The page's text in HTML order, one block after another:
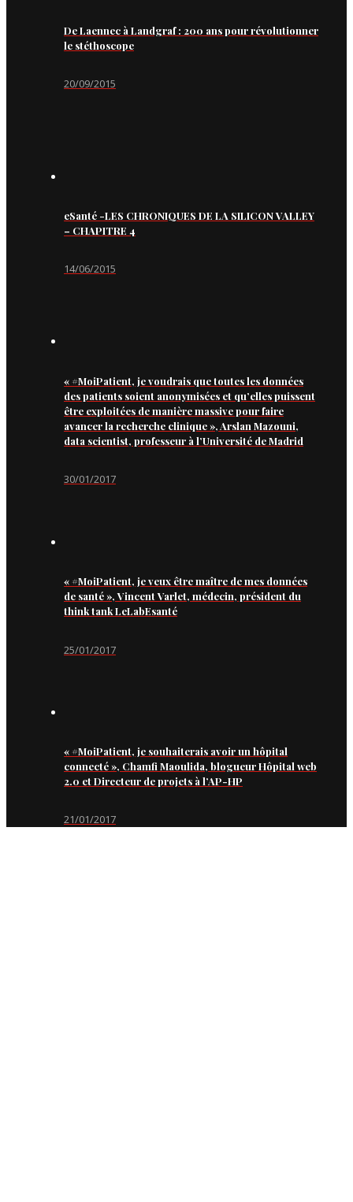
De Laennec à Landgraf : 200 ans pour révolutionner
le stéthoscope
20/09/2015
eSanté -LES CHRONIQUES DE LA SILICON VALLEY
– CHAPITRE 4
14/06/2015
« #MoiPatient, je voudrais que toutes les données
des patients soient anonymisées et qu’elles puissent
être exploitées de manière massive pour faire
avancer la recherche clinique », Arslan Mazouni,
data scientist, professeur à l’Université de Madrid
30/01/2017
« #MoiPatient, je veux être maître de mes données
de santé », Vincent Varlet, médecin, président du
think tank LeLabEsanté
25/01/2017
« #MoiPatient, je souhaiterais avoir un hôpital
connecté », Chamfi Maoulida, blogueur Hôpital web
2.0 et Directeur de projets à l’AP-HP
21/01/2017